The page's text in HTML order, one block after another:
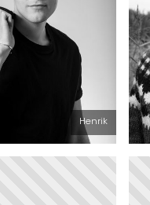
Henrik